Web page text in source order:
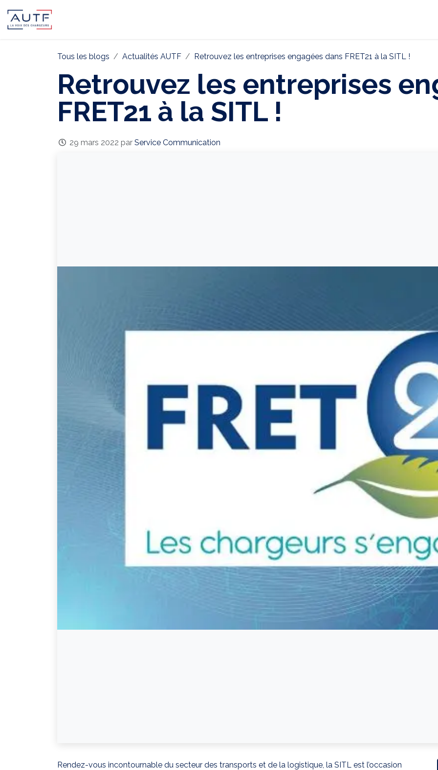
Tous les blogs Actualités AUTF Retrouvez les entreprises engagées dans FRET21 à la SITL !
Retrouvez les entreprises
FRET21 à la SITL !
29 mars 2022 par Service Communication
Rendez-vous incontournable du secteur des transports et de la logistique, la SITL est l’occasion